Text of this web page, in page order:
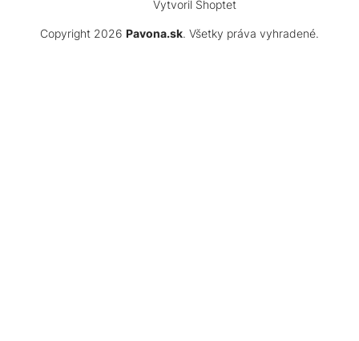
Vytvoril Shoptet
Copyright 2026 Pavona.sk. Všetky práva vyhradené.